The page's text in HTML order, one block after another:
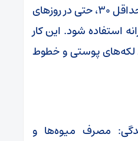
کرم ضد آفتاب با SPF حداقل ۳۰، حتی در روزهای
استفاده شود. این کار
لکه‌های پوستی و خطوط
مصرف میوه‌ها و